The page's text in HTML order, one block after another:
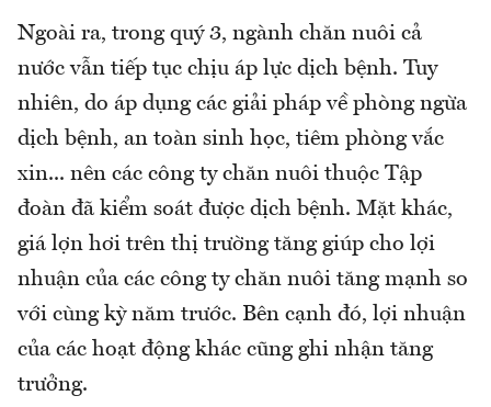
Ngoài ra, trong quý 3, ngành chăn nuôi cả
nước vẫn tiếp tục chịu áp lực dịch bệnh. Tuy
nhiên, do áp dụng các giải pháp về phòng ngừa
dịch bệnh, an toàn sinh học, tiêm phòng vắc
xin... nên các công ty chăn nuôi thuộc Tập
đoàn đã kiểm soát được dịch bệnh. Mặt khác,
giá lợn hơi trên thị trường tăng giúp cho lợi
nhuận của các công ty chăn nuôi tăng mạnh so
với cùng kỳ năm trước. Bên cạnh đó, lợi nhuận
của các hoạt động khác cũng ghi nhận tăng
trưởng.